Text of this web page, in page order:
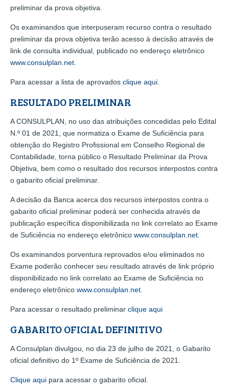
preliminar da prova objetiva.
Os examinandos que interpuseram recurso contra o resultado
preliminar da prova objetiva terão acesso à decisão através de
link de consulta individual, publicado no endereço eletrônico
www.consulplan.net
Para acessar a lista de aprovados clique aqui.
RESULTADO PRELIMINAR
A CONSULPLAN, no uso das atribuições concedidas pelo Edital
N.º 01 de 2021, que normatiza o Exame de Suficiência para
obtenção do Registro Profissional em Conselho Regional de
Contabilidade, torna público o Resultado Preliminar da Prova
Objetiva, bem como o resultado dos recursos interpostos contra
o gabarito oficial preliminar.
A decisão da Banca acerca dos recursos interpostos contra o
gabarito oficial preliminar poderá ser conhecida através de
publicação específica disponibilizada no link correlato ao Exame
de Suficiência no endereço eletrônico www.consulplan.net
Os examinandos porventura reprovados e/ou eliminados no
Exame poderão conhecer seu resultado através de link próprio
disponibilizado no link correlato ao Exame de Suficiência no
endereço eletrônico www.consulplan.net
Para acessar o resultado preliminar clique aqui
GABARITO OFICIAL DEFINITIVO
A Consulplan divulgou, no dia 23 de julho de 2021, o Gabarito
oficial definitivo do 1º Exame de Suficiência de 2021.
Clique aqui para acessar o gabarito oficial.